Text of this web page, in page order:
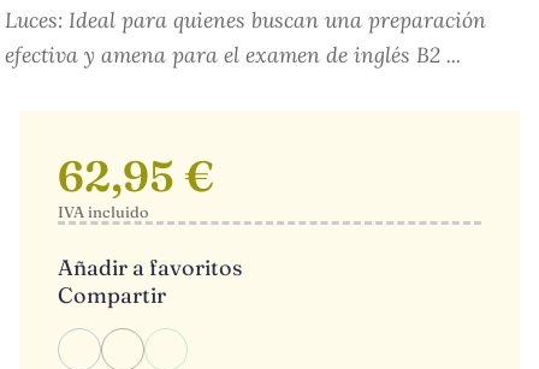
Luces: Ideal para quienes buscan una preparación
efectiva y amena para el examen de inglés B2 ...
62,95 €
IVA incluido
Añadir a favoritos
Compartir